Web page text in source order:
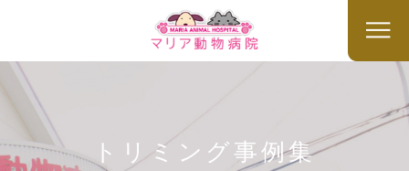
トリミング事例集